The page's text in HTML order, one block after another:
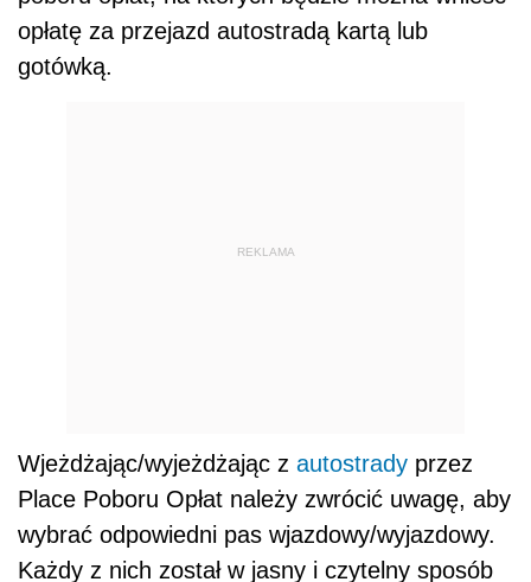
opłatę za przejazd autostradą kartą lub
gotówką.
REKLAMA
Wjeżdżając/wyjeżdżając z autostrady przez
Place Poboru Opłat należy zwrócić uwagę, aby
wybrać odpowiedni pas wjazdowy/wyjazdowy.
Każdy z nich został w jasny i czytelny sposób